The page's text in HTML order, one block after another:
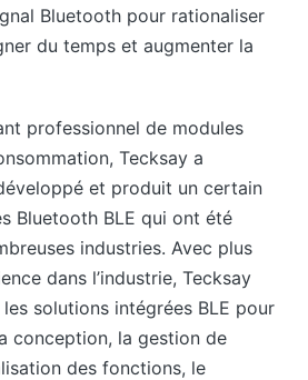
Bluetooth pour rationaliser
du temps et augmenter la
professionnel de modules
Tecksay a
et produit un certain
Bluetooth BLE qui ont été
industries. Avec plus
dans l’industrie, Tecksay
solutions intégrées BLE pour
conception, la gestion de
des fonctions, le